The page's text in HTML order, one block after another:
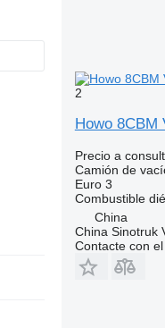
2
Howo 8CBM
Precio a
Camión de
Euro 3
Combustible
China
China Sinotruk
Contacte con